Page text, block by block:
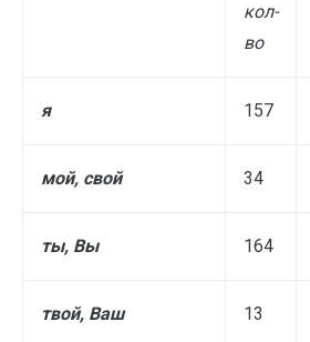
кол-
во
я 157
мой, свой 34
ты, Вы 164
твой, Ваш 13